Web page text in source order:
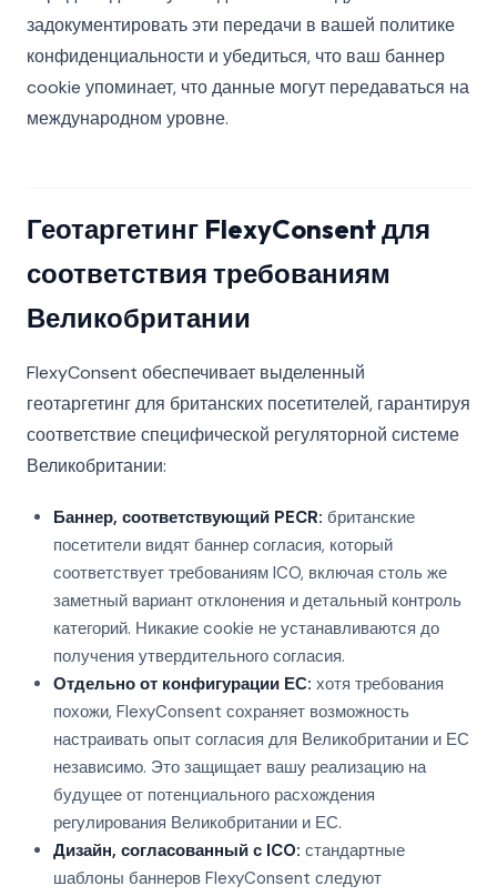
задокументировать эти передачи в вашей политике
конфиденциальности и убедиться, что ваш баннер
cookie упоминает, что данные могут передаваться на
международном уровне.
Геотаргетинг FlexyConsent для
соответствия требованиям
Великобритании
FlexyConsent обеспечивает выделенный
геотаргетинг для британских посетителей, гарантируя
соответствие специфической регуляторной системе
Великобритании:
Баннер, соответствующий PECR: британские
посетители видят баннер согласия, который
соответствует требованиям ICO, включая столь же
заметный вариант отклонения и детальный контроль
категорий. Никакие cookie не устанавливаются до
получения утвердительного согласия.
Отдельно от конфигурации ЕС: хотя требования
похожи, FlexyConsent сохраняет возможность
настраивать опыт согласия для Великобритании и ЕС
независимо. Это защищает вашу реализацию на
будущее от потенциального расхождения
регулирования Великобритании и ЕС.
Дизайн, согласованный с ICO: стандартные
шаблоны баннеров FlexyConsent следуют